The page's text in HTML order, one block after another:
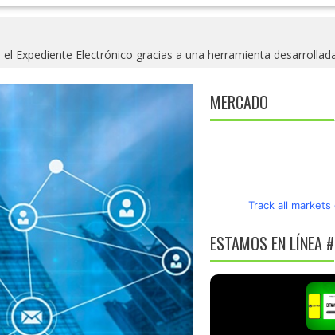
Expediente Electrónico gracias a una herramienta
MERCADO
Track all
ESTAMOS EN LÍNEA